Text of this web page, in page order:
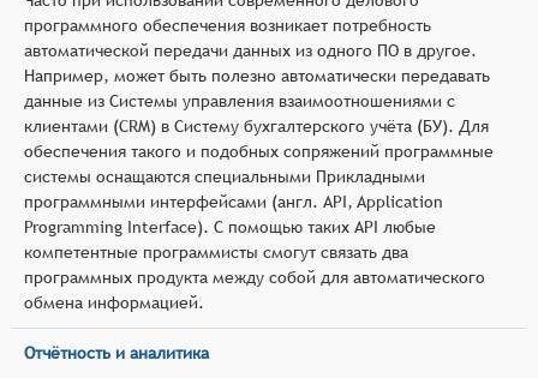
программного обеспечения возникает потребность
автоматической передачи данных из одного ПО в другое.
Например, может быть полезно автоматически передавать
данные из Системы управления взаимоотношениями с
клиентами (CRM) в Систему бухгалтерского учёта (БУ). Для
обеспечения такого и подобных сопряжений программные
системы оснащаются специальными Прикладными
программными интерфейсами (англ. API, Application
Programming Interface). С помощью таких API любые
компетентные программисты смогут связать два
программных продукта между собой для автоматического
обмена информацией.
Отчётность и аналитика